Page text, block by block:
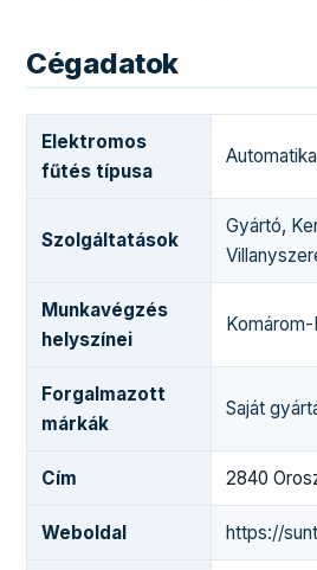
Cégadatok
Elektromos
fűtés típusa
Automatika
Szolgáltatások
Gyártó,
Munkavégzés
helyszínei
Forgalmazott
márkák
Saját
Cím 2840
Weboldal https://